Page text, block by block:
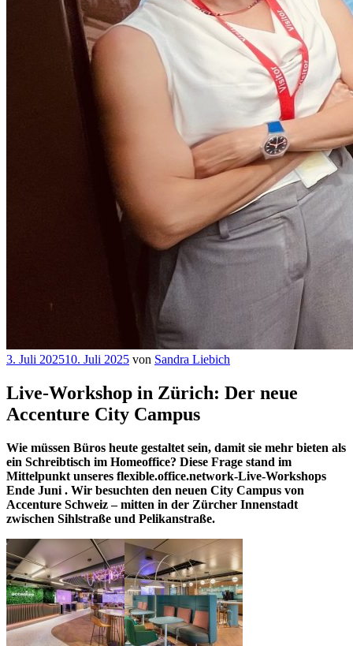
Veröffentlicht
3. Juli 202510. Juli 2025 von Sandra Liebich
Live-Workshop in Zürich: Der neue
Accenture City Campus
Wie müssen Büros heute gestaltet sein, damit sie mehr bieten als
ein Schreibtisch im Homeoffice? Diese Frage stand im
Mittelpunkt unseres flexible.office.network-Live-Workshops
Ende Juni . Wir besuchten den neuen City Campus von
Accenture Schweiz – mitten in der Zürcher Innenstadt
zwischen Sihlstraße und Pelikanstraße.